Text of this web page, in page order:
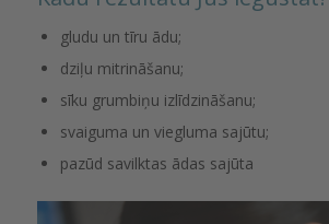
gludu un tīru ādu;
dziļu mitrināšanu;
sīku grumbiņu izlīdzināšanu;
svaiguma un viegluma sajūtu;
pazūd savilktas ādas sajūta